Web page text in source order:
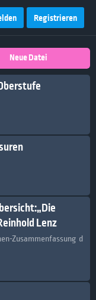
Registrieren
Neue Datei
Lenz
Zusammenfassung d